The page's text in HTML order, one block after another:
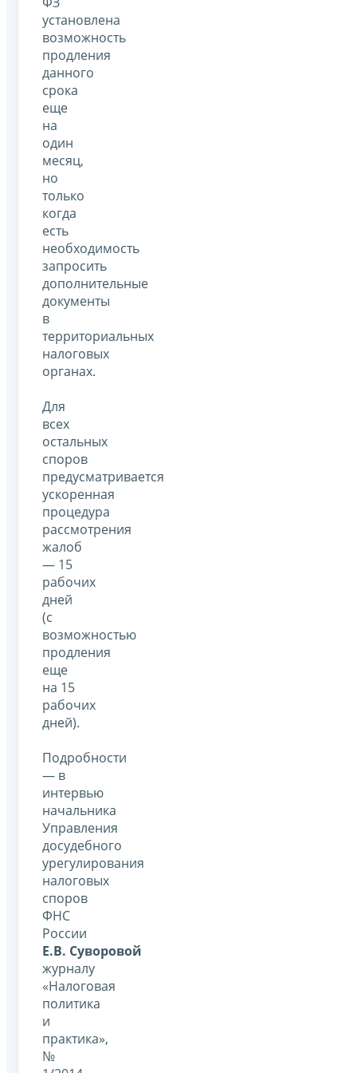
установлена
возможность
продления
данного
срока
еще
на
один
месяц,
но
только
когда
есть
необходимость
запросить
дополнительные
документы
в
территориальных
налоговых
органах.
Для
всех
остальных
споров
предусматривается
ускоренная
процедура
рассмотрения
жалоб
— 15
рабочих
дней
(с
возможностью
продления
еще
на 15
рабочих
дней).
Подробности
— в
интервью
начальника
Управления
досудебного
урегулирования
налоговых
споров
ФНС
России
Е.В. Суворовой
журналу
«Налоговая
политика
и
практика»,
№